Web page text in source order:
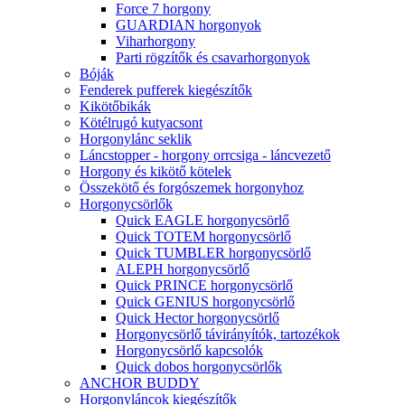
Force 7 horgony
GUARDIAN horgonyok
Viharhorgony
Parti rögzítők és csavarhorgonyok
Bóják
Fenderek pufferek kiegészítők
Kikötőbikák
Kötélrugó kutyacsont
Horgonylánc seklik
Láncstopper - horgony orrcsiga - láncvezető
Horgony és kikötő kötelek
Összekötő és forgószemek horgonyhoz
Horgonycsörlők
Quick EAGLE horgonycsörlő
Quick TOTEM horgonycsörlő
Quick TUMBLER horgonycsörlő
ALEPH horgonycsörlő
Quick PRINCE horgonycsörlő
Quick GENIUS horgonycsörlő
Quick Hector horgonycsörlő
Horgonycsörlő távirányítók, tartozékok
Horgonycsörlő kapcsolók
Quick dobos horgonycsörlők
ANCHOR BUDDY
Horgonyláncok kiegészítők